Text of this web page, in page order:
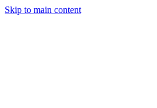
Skip to main content